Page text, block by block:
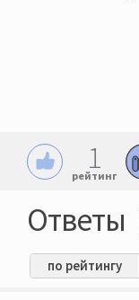
1
рейтинг
Ответы
по рейтингу